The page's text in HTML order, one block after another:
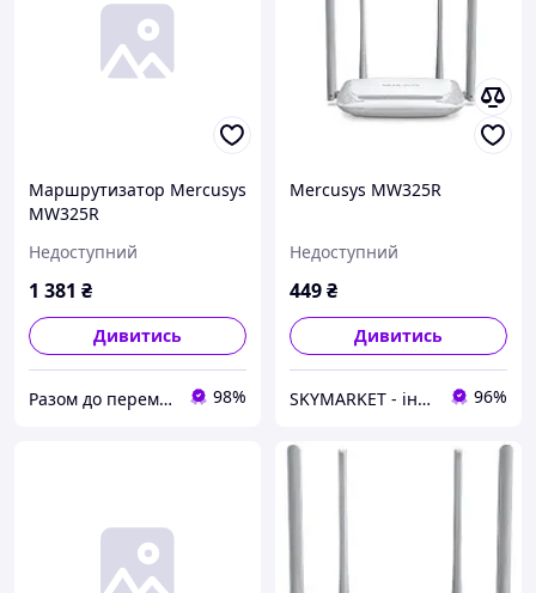
Маршрутизатор Mercusys
MW325R
Недоступний
1 381 ₴
Дивитись
Разом до перемоги! DV Studio 98%
Mercusys MW325R
Недоступний
449₴
Дивитись
SKYMARKET - інтернет-магазин низьких цін 96%